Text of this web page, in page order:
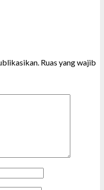
Ruas yang wajib